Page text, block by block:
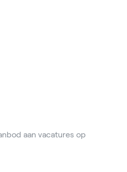
aan vacatures op